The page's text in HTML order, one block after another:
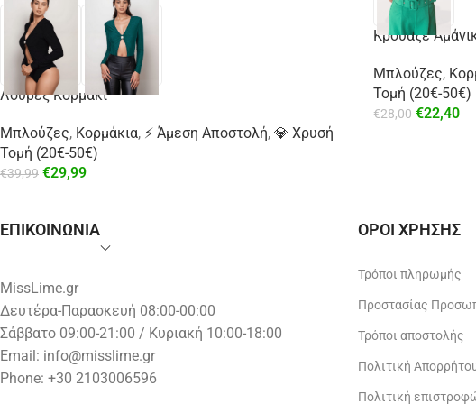
Λούρεξ Κορμάκι
Μπλούζες, Κορμάκια, ⚡ Άμεση Αποστολή, 💎 Χρυσή
Τομή (20€-50€)
€39,99 €29,99
Κρουαζέ
Μπλούζες,
Τομή (20€-50€)
€28,00 €22,40
ΕΠΙΚΟΙΝΩΝΙΑ
MissLime.gr
Δευτέρα-Παρασκευή 08:00-00:00
Σάββατο 09:00-21:00 / Κυριακή 10:00-18:00
Email: info@misslime.gr
Phone: +30 2103006596
ΟΡΟΙ ΧΡΗΣΗΣ
Τρόποι πληρωμής
Προστασίας
Τρόποι αποστολής
Πολιτική
Πολιτική